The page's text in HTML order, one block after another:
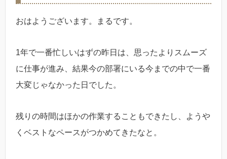
おはようございます。まるです。
1年で一番忙しいはずの昨日は、思ったよりスムーズ
に仕事が進み、結果今の部署にいる今までの中で一番
大変じゃなかった日でした。
残りの時間はほかの作業することもできたし、ようや
くベストなペースがつかめてきたなと。